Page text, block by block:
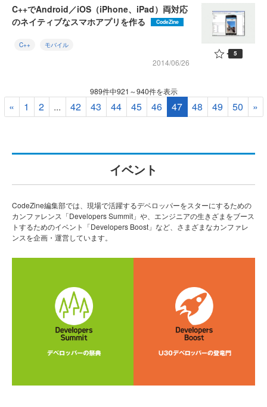
C++でAndroid／iOS（iPhone、iPad）両対応
のネイティブなスマホアプリを作る
CodeZine
C++ モバイル
2014/06/26
5
989件中921～940件を表示
« 1 2 ... 42 43 44 45 46 47 48 49 50 »
イベント
CodeZine編集部では、現場で活躍するデベロッパーをスターにするための
カンファレンス「Developers Summit」や、エンジニアの生きざまをブース
トするためのイベント「Developers Boost」など、さまざまなカンファレ
ンスを企画・運営しています。